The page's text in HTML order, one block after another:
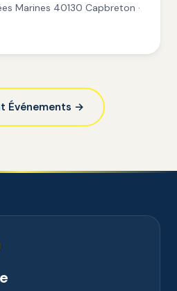
Marines 40130 Capbreton ·
Événements →